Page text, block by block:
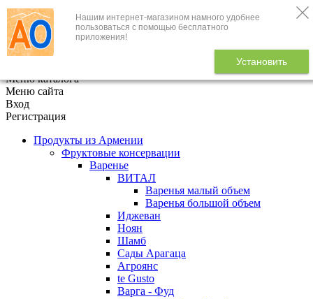
Нашим интернет-магазином намного удобнее
пользоваться с помощью бесплатного
приложения!
Установить
+7 (495) 646-888-1
В корзине
Меню каталога
Меню сайта
Вход
Регистрация
Продукты из Армении
Фруктовые консервации
Варенье
ВИТАЛ
Варенья малый объем
Варенья большой объем
Иджеван
Ноян
Шамб
Сады Арагаца
Агроянс
te Gusto
Варга - Фуд